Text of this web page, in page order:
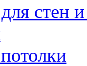
стен